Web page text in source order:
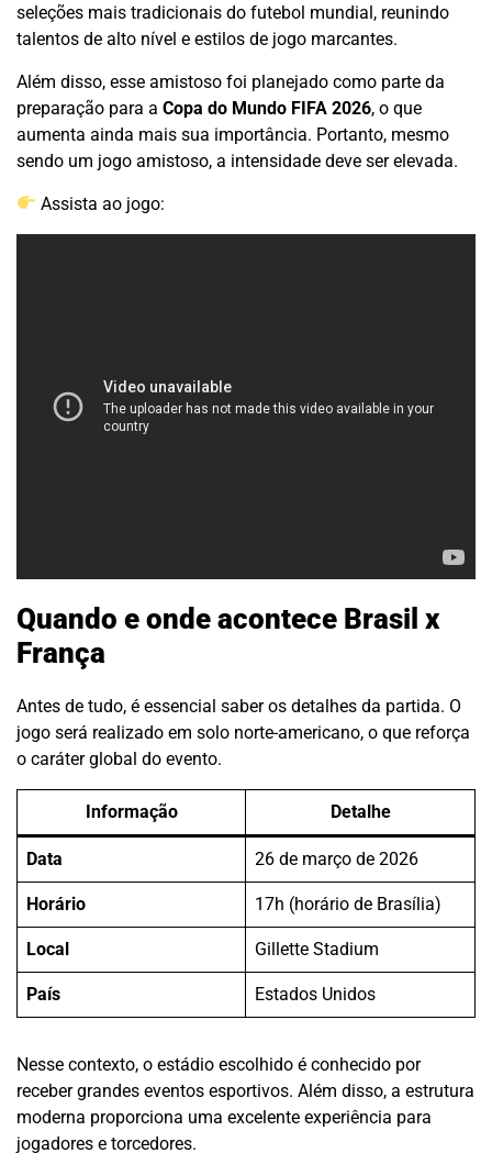
seleções mais tradicionais do futebol mundial, reunindo
talentos de alto nível e estilos de jogo marcantes.
Além disso, esse amistoso foi planejado como parte da
preparação para a Copa do Mundo FIFA 2026, o que
aumenta ainda mais sua importância. Portanto, mesmo
sendo um jogo amistoso, a intensidade deve ser elevada.
Assista ao jogo:
Quando e onde acontece Brasil x
França
Antes de tudo, é essencial saber os detalhes da partida. O
jogo será realizado em solo norte-americano, o que reforça
o caráter global do evento.
Informação Detalhe
Data 26 de março de 2026
Horário 17h (horário de Brasília)
Local Gillette Stadium
País Estados Unidos
Nesse contexto, o estádio escolhido é conhecido por
receber grandes eventos esportivos. Além disso, a estrutura
moderna proporciona uma excelente experiência para
jogadores e torcedores.